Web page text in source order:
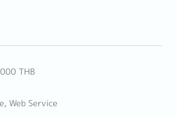
THB
Web Service